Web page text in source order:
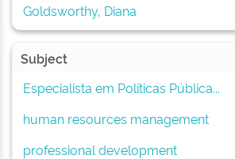
Goldsworthy, Diana
Subject
Especialista em Políticas Pública...
human resources management
professional development